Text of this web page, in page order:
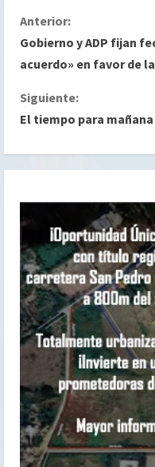
S
i
g
u
e
l
e
y
e
n
d
o
Anterior:
Gobierno y ADP fijan
acuerdo» en favor de
Siguiente:
El tiempo para